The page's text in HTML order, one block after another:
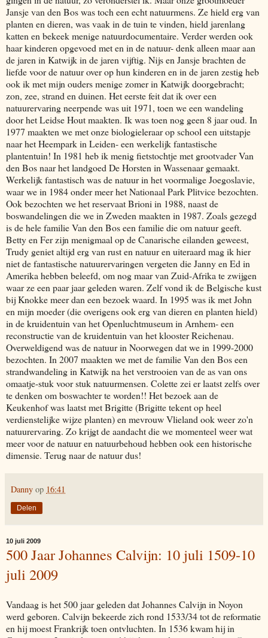
Jansje van den Bos was toch een echt natuurmens. Ze hield erg van
planten en dieren, was vaak in de tuin te vinden, hield jarenlang
katten en bekeek menige natuurdocumentaire. Verder werden ook
haar kinderen opgevoed met en in de natuur- denk alleen maar aan
de jaren in Katwijk in de jaren vijftig. Nijs en Jansje brachten de
liefde voor de natuur over op hun kinderen en in de jaren zestig heb
ook ik met mijn ouders menige zomer in Katwijk doorgebracht;
zon, zee, strand en duinen. Het eerste feit dat ik over een
natuurervaring neerpende was uit 1971, toen we een wandeling
door het Leidse Hout maakten. Ik was toen nog geen 8 jaar oud. In
1977 maakten we met onze biologieleraar op school een uitstapje
naar het Heempark in Leiden- een werkelijk fantastische
plantentuin! In 1981 heb ik menig fietstochtje met grootvader Van
den Bos naar het landgoed De Horsten in Wassenaar gemaakt.
Werkelijk fantastisch was de natuur in het voormalige Joegoslavie,
waar we in 1984 onder meer het Nationaal Park Plitvice bezochten.
Ook bezochten we het reservaat Brioni in 1988, naast de
boswandelingen die we in Zweden maakten in 1987. Zoals gezegd
is de hele familie Van den Bos een familie die om natuur geeft.
Betty en Fer zijn menigmaal op de Canarische eilanden geweest,
Trudy geniet altijd erg van rust en natuur en uiteraard mag ik hier
niet de fantastische natuurervaringen vergeten die Janny en Ed in
Amerika hebben beleefd, om nog maar van Zuid-Afrika te zwijgen
waar ze een paar jaar geleden waren. Zelf vond ik de Belgische kust
bij Knokke meer dan een bezoek waard. In 1995 was ik met John
en mijn moeder (die overigens ook erg van dieren en planten hield)
in de kruidentuin van het Openluchtmuseum in Arnhem- een
reconstructie van de kruidentuin van het klooster Reichenau.
Overweldigend was de natuur in Noorwegen dat we in 1999-2000
bezochten. In 2007 maakten we met de familie Van den Bos een
strandwandeling in Katwijk na het verstrooien van de as van ons
omaatje-stuk voor stuk natuurmensen. Colette zei er laatst zelfs over
te denken om boswachter te worden!! Het bezoek aan de
Keukenhof was laatst met Brigitte (Brigitte tekent op heel
verdienstelijke wijze planten) en mevrouw Vlieland ook weer zo'n
natuurervaring. Zo krijgt de aandacht die we momenteel weer wat
meer voor de natuur en natuurbehoud hebben ook een historische
dimensie. Terug naar de natuur dus!
Danny op 16:41
Delen
10 juli 2009
500 Jaar Johannes Calvijn: 10 juli 1509-10
juli 2009
Vandaag is het 500 jaar geleden dat Johannes Calvijn in Noyon
werd geboren. Calvijn bekeerde zich rond 1533/34 tot de reformatie
en hij moest Frankrijk toen ontvluchten. In 1536 kwam hij in